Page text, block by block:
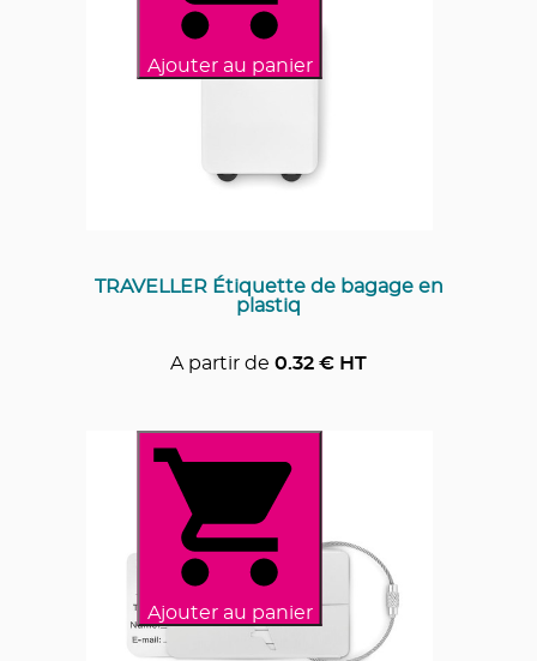
Ajouter au panier
TRAVELLER Étiquette de bagage en
plastiq
A partir de 0.32 € HT
Ajouter au panier